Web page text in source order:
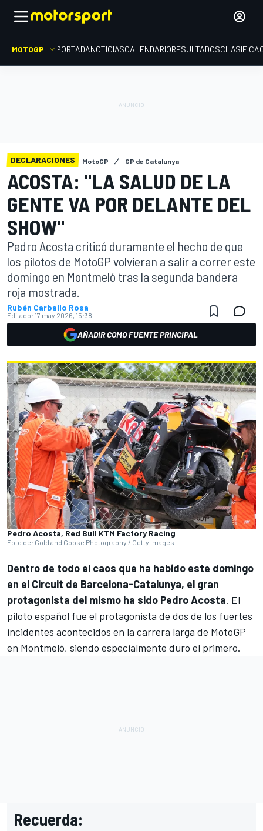
MOTOGP PORTADANOTICIASCALENDARIORESULTADOS
DECLARACIONES MotoGP GP de Catalunya
ACOSTA: "LA SALUD DE LA
GENTE VA POR DELANTE DEL
SHOW"
Pedro Acosta criticó duramente el hecho de que
los pilotos de MotoGP volvieran a salir a correr este
domingo en Montmeló tras la segunda bandera
roja mostrada.
Rubén Carballo Rosa
Editado: 17 may 2026, 15:38
AÑADIR COMO FUENTE PRINCIPAL
Pedro Acosta, Red Bull KTM Factory Racing
Foto de: Gold and Goose Photography / Getty Images
Dentro de todo el caos que ha habido este domingo
en el Circuit de Barcelona-Catalunya, el gran
protagonista del mismo ha sido Pedro Acosta. El
piloto español fue el protagonista de dos de los fuertes
incidentes acontecidos en la carrera larga de MotoGP
en Montmeló, siendo especialmente duro el primero.
Recuerda: